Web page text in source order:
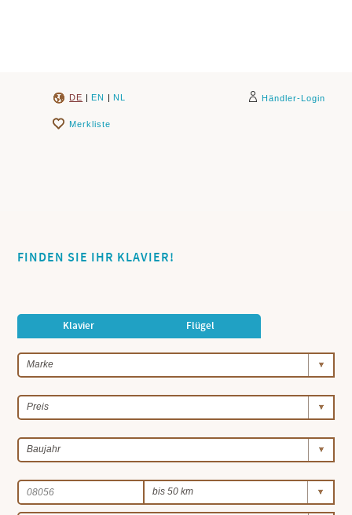
DE | EN | NL Händler-Login
Merkliste
FINDEN SIE IHR KLAVIER!
Klavier Flügel